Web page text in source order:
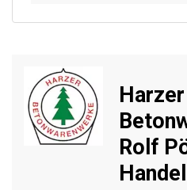
Harzer
Rolf